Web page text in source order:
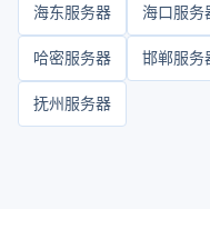
海东服务器 海口服务
哈密服务器 邯郸服务
抚州服务器